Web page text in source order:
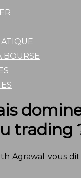
BOURSE
trading
Agrawal vous